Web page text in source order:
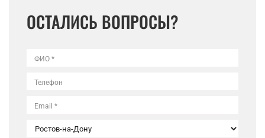
ОСТАЛИСЬ ВОПРОСЫ?
ФИО *
Телефон
Email *